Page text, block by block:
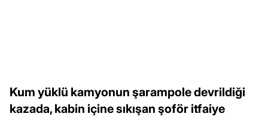
Kum yüklü kamyonun şarampole devrildiği
kazada, kabin içine sıkışan şoför itfaiye